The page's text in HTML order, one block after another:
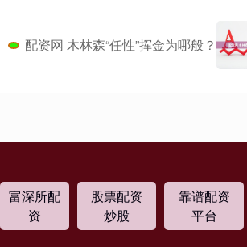
配资网 木林森“任性”挥金为哪般？
富深所配
资
股票配资
炒股
靠谱配资
平台